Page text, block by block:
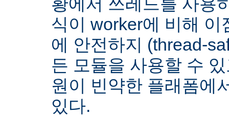
식이 worker에 비해 이
에 안전하지 (thread-
든 모듈을 사용할 수
원이 빈약한 플래폼에
있다.